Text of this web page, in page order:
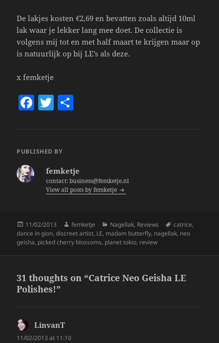
De lakjes kosten €2,69 en bevatten zoals altijd 10ml
lak waar je lekker lang mee doet. De collectie is
volgens mij tot en met half maart te krijgen maar op
is natuurlijk op bij LE’s als deze.
x femketje
F
e
T
er
PUBLISHED BY
femketje
contact: business@femketje.nl
View all posts by femketje
Posted
on
11/02/2013 Author
femketje Categories
Nagellak, Reviews Tags
catrice,
dance in gion,discreet artist, LE, madam butterfly, nagellak, neo
geisha, picked cherry blossoms, planet tokio, review
31 thoughts on “Catrice Neo Geisha LE
Polishes!”
LinvanT
11/02/2013 at 11:10